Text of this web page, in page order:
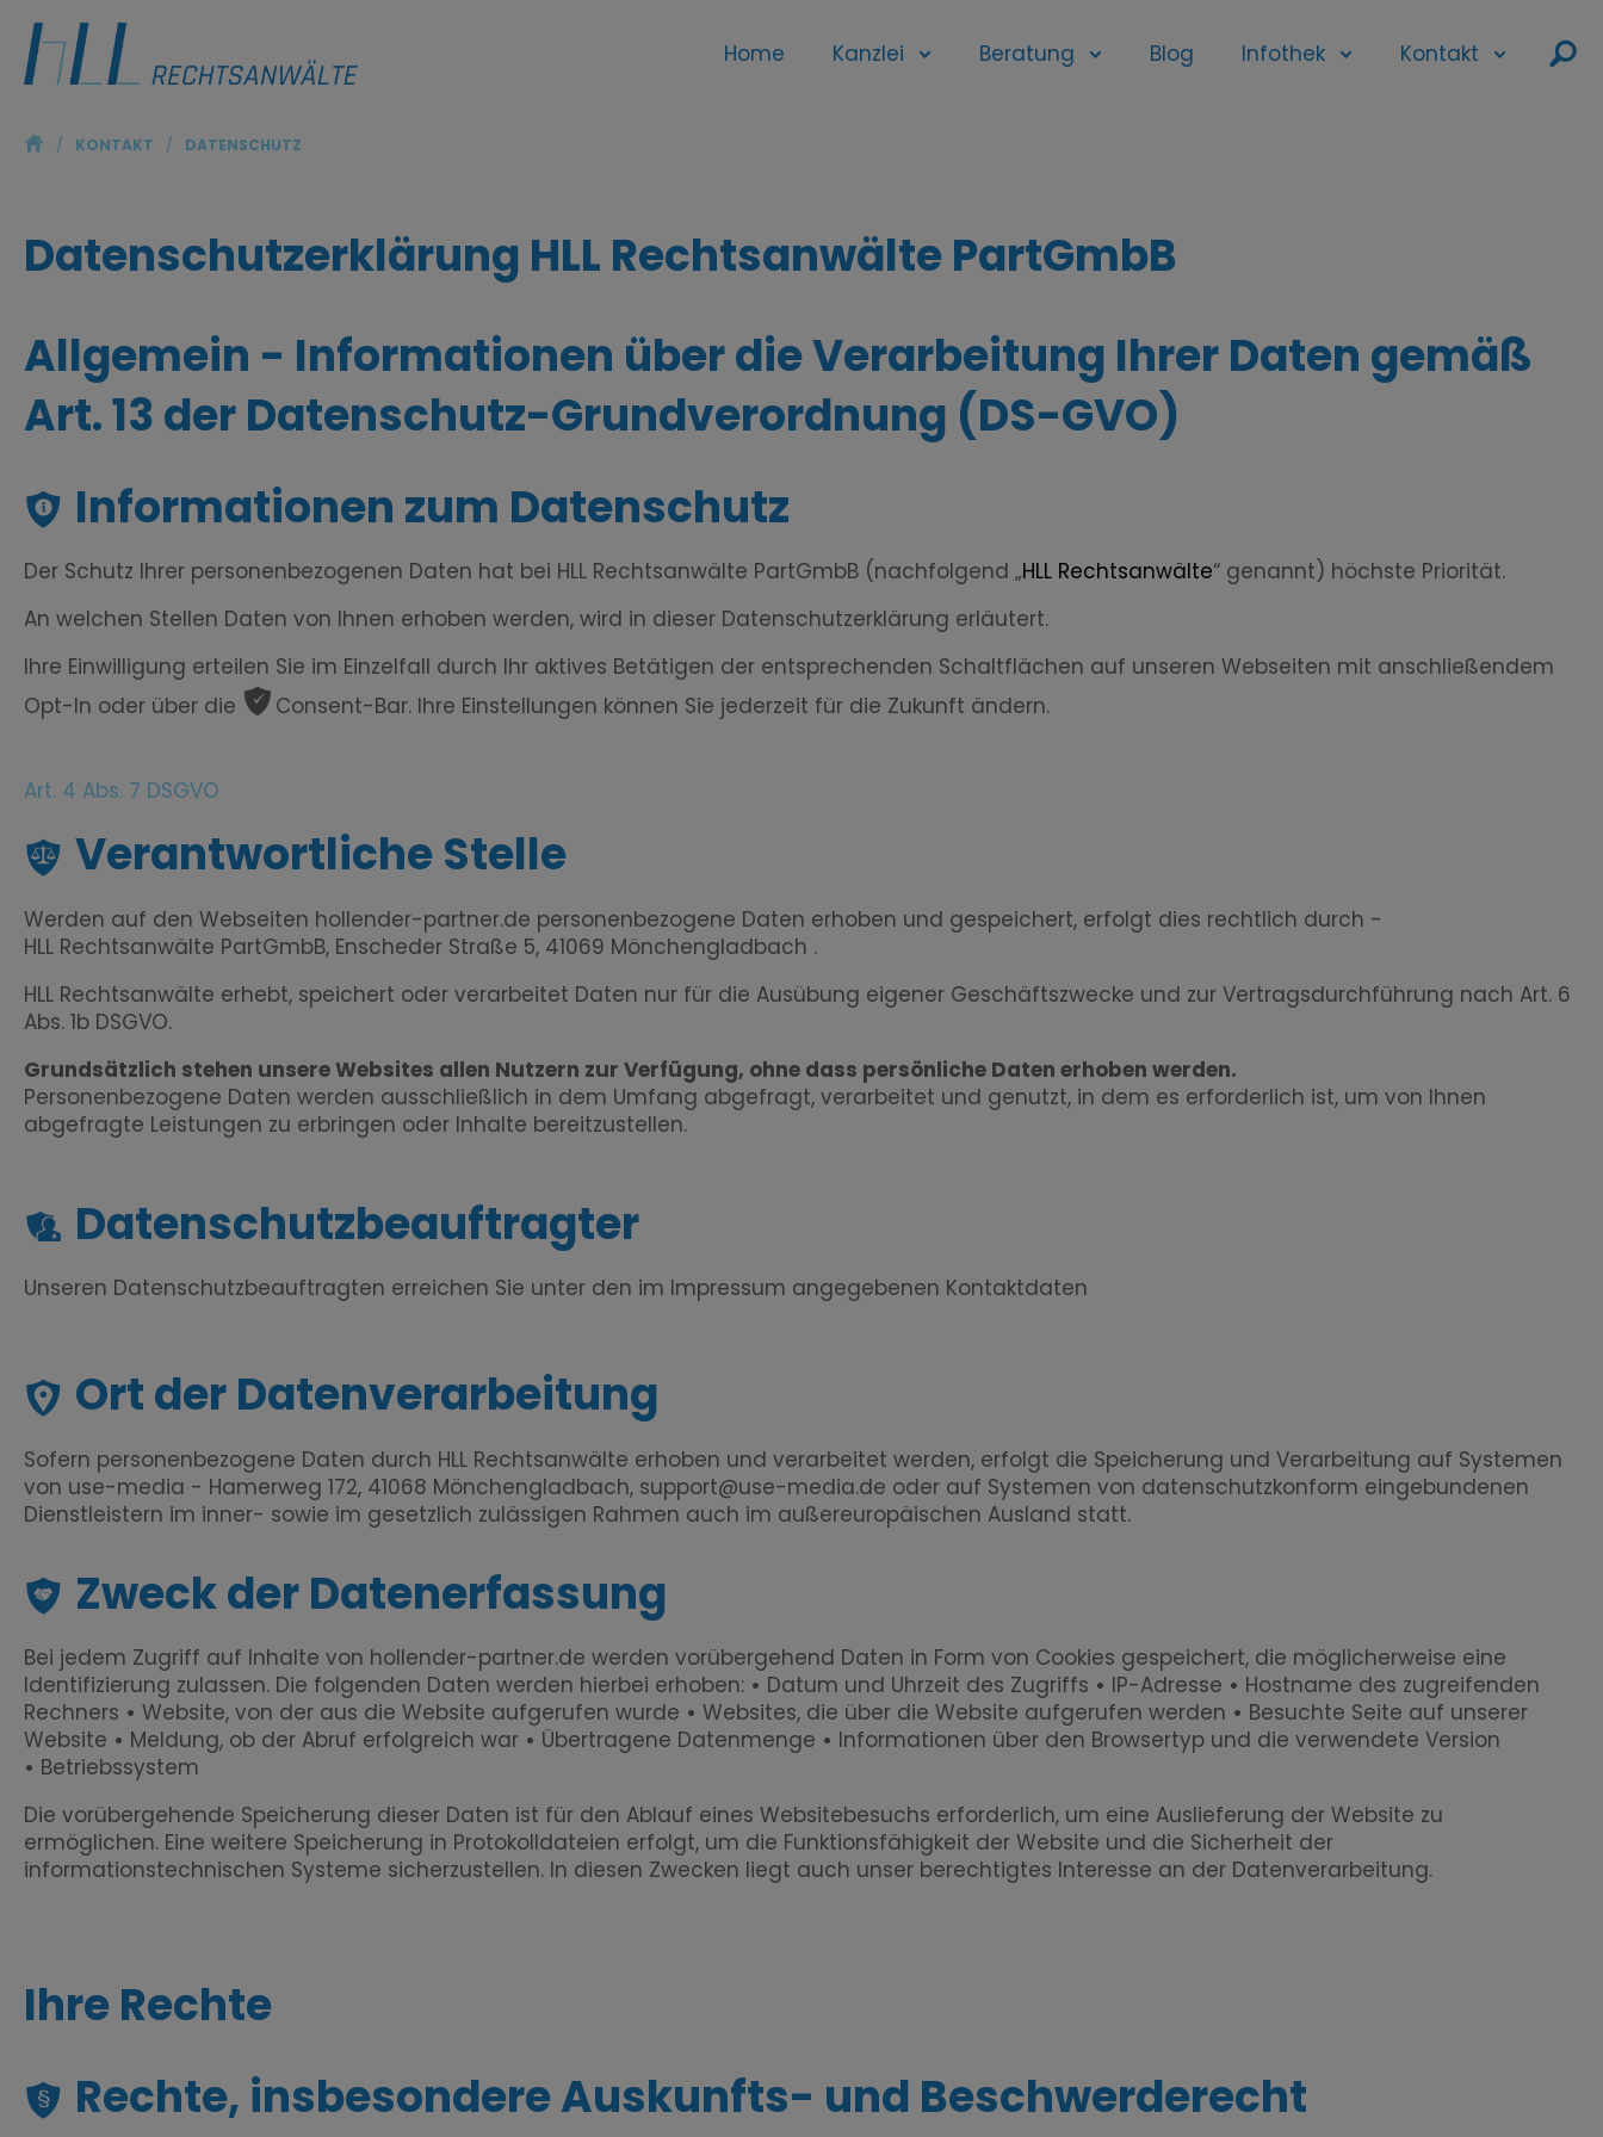
Home Kanzlei Beratung Blog Infothek Kontakt ř
ŷ / KONTAKT / DATENSCHUTZ
Datenschutzerklärung HLL Rechtsanwälte PartGmbB
Allgemein - Informationen über die Verarbeitung Ihrer Daten gemäß
Art. 13 der Datenschutz-Grundverordnung (DS-GVO)
Informationen zum Datenschutz
Der Schutz Ihrer personenbezogenen Daten hat bei HLL Rechtsanwälte PartGmbB (nachfolgend „HLL Rechtsanwälte“ genannt) höchste Priorität.
An welchen Stellen Daten von Ihnen erhoben werden, wird in dieser Datenschutzerklärung erläutert.
Ihre Einwilligung erteilen Sie im Einzelfall durch Ihr aktives Betätigen der entsprechenden Schaltflächen auf unseren Webseiten mit anschließendem
Opt-In oder über die ͳ Consent-Bar. Ihre Einstellungen können Sie jederzeit für die Zukunft ändern.
Art. 4 Abs. 7 DSGVO
Verantwortliche Stelle
Werden auf den Webseiten hollender-partner.de personenbezogene Daten erhoben und gespeichert, erfolgt dies rechtlich durch -
HLL Rechtsanwälte PartGmbB, Enscheder Straße 5, 41069 Mönchengladbach .
HLL Rechtsanwälte erhebt, speichert oder verarbeitet Daten nur für die Ausübung eigener Geschäftszwecke und zur Vertragsdurchführung nach Art. 6
Abs. 1b DSGVO.
Grundsätzlich stehen unsere Websites allen Nutzern zur Verfügung, ohne dass persönliche Daten erhoben werden.
Personenbezogene Daten werden ausschließlich in dem Umfang abgefragt, verarbeitet und genutzt, in dem es erforderlich ist, um von Ihnen
abgefragte Leistungen zu erbringen oder Inhalte bereitzustellen.
Datenschutzbeauftragter
Unseren Datenschutzbeauftragten erreichen Sie unter den im Impressum angegebenen Kontaktdaten
Ort der Datenverarbeitung
Sofern personenbezogene Daten durch HLL Rechtsanwälte erhoben und verarbeitet werden, erfolgt die Speicherung und Verarbeitung auf Systemen
von use-media - Hamerweg 172, 41068 Mönchengladbach, support@use-media.de oder auf Systemen von datenschutzkonform eingebundenen
Dienstleistern im inner- sowie im gesetzlich zulässigen Rahmen auch im außereuropäischen Ausland statt.
Zweck der Datenerfassung
Bei jedem Zugriff auf Inhalte von hollender-partner.de werden vorübergehend Daten in Form von Cookies gespeichert, die möglicherweise eine
Identifizierung zulassen. Die folgenden Daten werden hierbei erhoben: • Datum und Uhrzeit des Zugriffs • IP-Adresse • Hostname des zugreifenden
Rechners • Website, von der aus die Website aufgerufen wurde • Websites, die über die Website aufgerufen werden • Besuchte Seite auf unserer
Website • Meldung, ob der Abruf erfolgreich war • Übertragene Datenmenge • Informationen über den Browsertyp und die verwendete Version
• Betriebssystem
Die vorübergehende Speicherung dieser Daten ist für den Ablauf eines Websitebesuchs erforderlich, um eine Auslieferung der Website zu
ermöglichen. Eine weitere Speicherung in Protokolldateien erfolgt, um die Funktionsfähigkeit der Website und die Sicherheit der
informationstechnischen Systeme sicherzustellen. In diesen Zwecken liegt auch unser berechtigtes Interesse an der Datenverarbeitung.
Ihre Rechte
Rechte, insbesondere Auskunfts- und Beschwerderecht